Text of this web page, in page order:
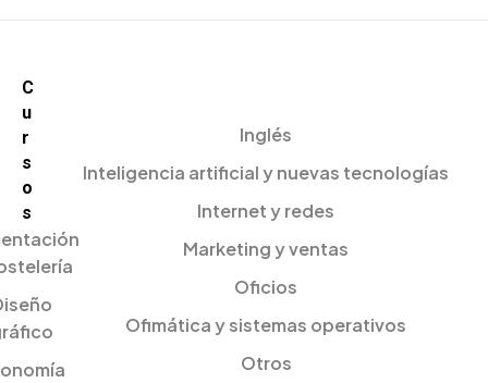
C
u
r
s
o
s
Inglés
Inteligencia artificial y nuevas tecnologías
Internet y redes
Marketing y ventas
Oficios
Ofimática y sistemas operativos
Otros